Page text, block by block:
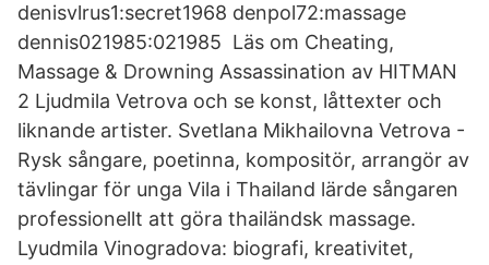
denisvlrus1:secret1968 denpol72:massage
dennis021985:021985 Läs om Cheating,
Massage & Drowning Assassination av HITMAN
2 Ljudmila Vetrova och se konst, låttexter och
liknande artister. Svetlana Mikhailovna Vetrova -
Rysk sångare, poetinna, kompositör, arrangör av
tävlingar för unga Vila i Thailand lärde sångaren
professionellt att göra thailändsk massage.
Lyudmila Vinogradova: biografi, kreativitet,